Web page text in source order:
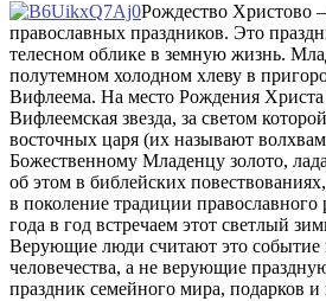
Рождество Христово
православных праздников. Это
телесном облике в земную жизнь.
полутемном холодном хлеву в
Вифлеема. На место Рождения Христа
Вифлеемская звезда, за светом
восточных царя (их называют
Божественному Младенцу золото,
об этом в библейских
в поколение традиции православного
года в год встречаем этот светлый
Верующие люди считают это
человечества, а не верующие
праздник семейного мира, подарков и